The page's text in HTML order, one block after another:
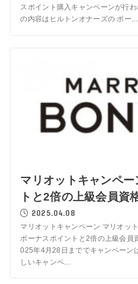
スポイント購入キャンペーンが行
の内容はヒルトンオナーズの ボー...
マリオットキャンペ
トと2倍の上級会員資
2025.04.08
マリオットキャンペーン マリオッ
ボーナスポイントと2倍の上級会員
025年4月28日まででキャンペー
しいキャンペ...